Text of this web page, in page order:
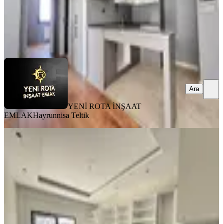
YENİ ROTA İNŞAAT EMLAKHayrunnisa Teltik
YENİ ROTA İNŞAAT
EMLAKHayrunnisa Teltik
Ara
SIFIR BİNA
Yeni Rota'dan Yeni Yapım Çift
Balkonlu Geniş Satlık 4+1 Daire
Onikişubat, Vadi Mahallesi
4+1·250 m² 2. Kat
7.750.000 ₺